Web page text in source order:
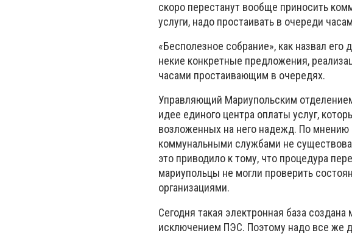
скоро перестанут вообще приносить
услуги, надо простаивать в очереди
«Бесполезное собрание», как назвал
некие конкретные предложения,
часами простаивающим в очередях.
Управляющий Мариупольским
идее единого центра оплаты услуг,
возложенных на него надежд. По
коммунальными службами не
это приводило к тому, что процедура
мариупольцы не могли проверить
организациями.
Сегодня такая электронная база
исключением ПЭС. Поэтому надо все же